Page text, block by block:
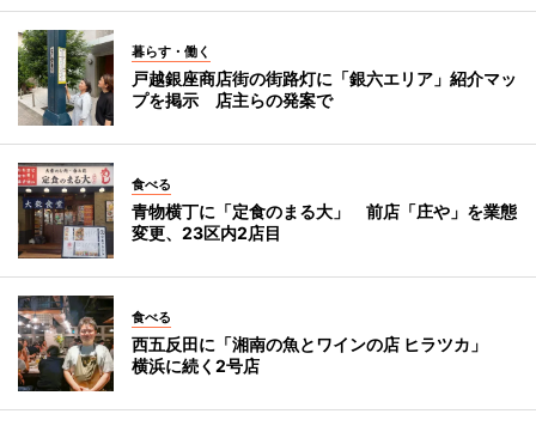
暮らす・働く
戸越銀座商店街の街路灯に「銀六エリア」紹介マッ
プを掲示 店主らの発案で
食べる
青物横丁に「定食のまる大」 前店「庄や」を業態
変更、23区内2店目
食べる
西五反田に「湘南の魚とワインの店 ヒラツカ」
横浜に続く2号店